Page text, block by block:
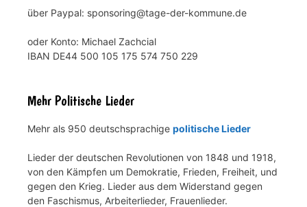
über Paypal: sponsoring@tage-der-kommune.de
oder Konto: Michael Zachcial
IBAN DE44 500 105 175 574 750 229
Mehr Politische Lieder
Mehr als 950 deutschsprachige politische Lieder
Lieder der deutschen Revolutionen von 1848 und 1918,
von den Kämpfen um Demokratie, Frieden, Freiheit, und
gegen den Krieg. Lieder aus dem Widerstand gegen
den Faschismus, Arbeiterlieder, Frauenlieder.